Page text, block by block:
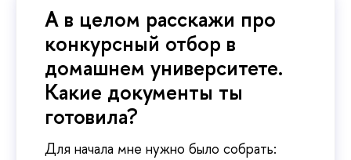
А в целом расскажи про
конкурсный отбор в
домашнем университете.
Какие документы ты
готовила?
Для начала мне нужно было собрать: